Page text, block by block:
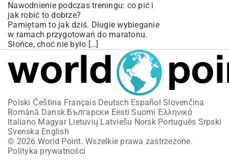
Nawodnienie podczas treningu: co pić i
jak robić to dobrze?
Pamiętam to jak dziś. Długie wybieganie
w ramach przygotowań do maratonu.
Słońce, choć nie było […]
Polski Čeština Français Deutsch Español Slovenčina
Română Dansk Български Eesti Suomi Ελληνικά
Italiano Magyar Lietuvių Latviešu Norsk Português Srpski
Svenska English
© 2026 World Point. Wszelkie prawa zastrzeżone.
Polityka prywatności